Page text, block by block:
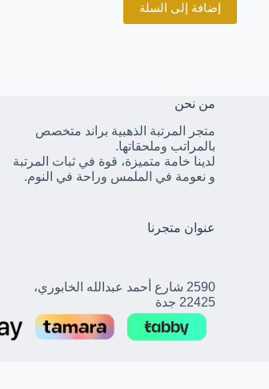
إضافة إلى السلة
من نحن
متجر المرتبة الذهبية براند متخصص
بالمراتب وملحقاتها.
لدينا خامة متميزة، قوة في ثبات المرتبة
و نعومة في الملمس وراحة في النوم.
عنوان متجرنا
2590 شارع أحمد عبدالله الخابوري،
22425 جدة